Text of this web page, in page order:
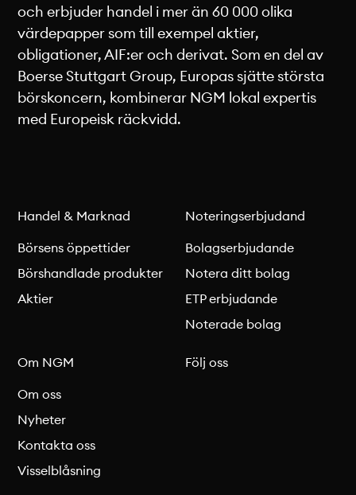
och erbjuder handel i mer än 60 000 olika
värdepapper som till exempel aktier,
obligationer, AIF:er och derivat. Som en del av
Boerse Stuttgart Group, Europas sjätte största
börskoncern, kombinerar NGM lokal expertis
med Europeisk räckvidd.
Handel & Marknad
Börsens öppettider
Börshandlade produkter
Aktier
Noteringserbjudand
Bolagserbjudande
Notera ditt bolag
ETP erbjudande
Noterade bolag
Om NGM
Om oss
Nyheter
Kontakta oss
Visselblåsning
Följ oss